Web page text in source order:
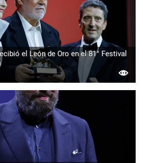
el León de Oro en el 81° Festival